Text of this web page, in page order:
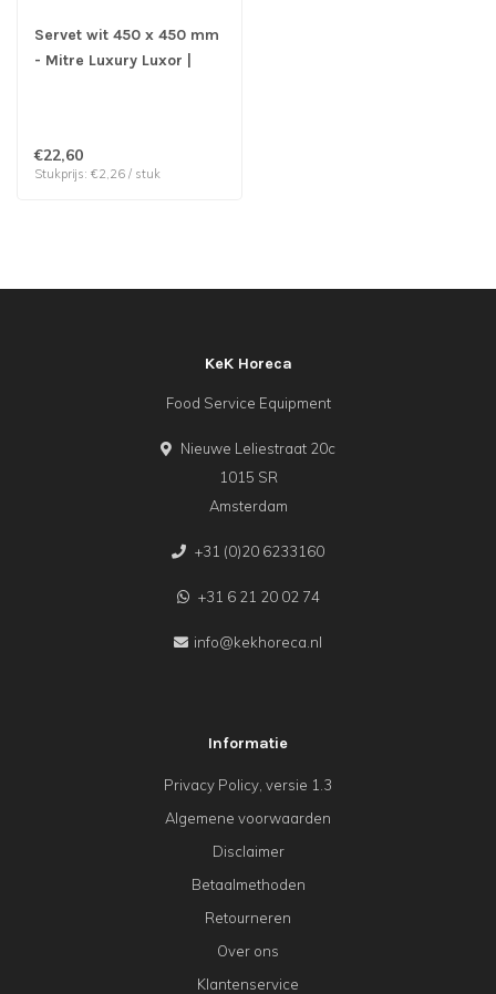
Servet wit 450 x 450 mm
- Mitre Luxury Luxor |
€22,60
Stukprijs: €2,26 / stuk
KeK Horeca
Food Service Equipment
Nieuwe Leliestraat 20c
1015 SR
Amsterdam
+31 (0)20 6233160
+31 6 21 20 02 74
info@kekhoreca.nl
Informatie
Privacy Policy, versie 1.3
Algemene voorwaarden
Disclaimer
Betaalmethoden
Retourneren
Over ons
Klantenservice